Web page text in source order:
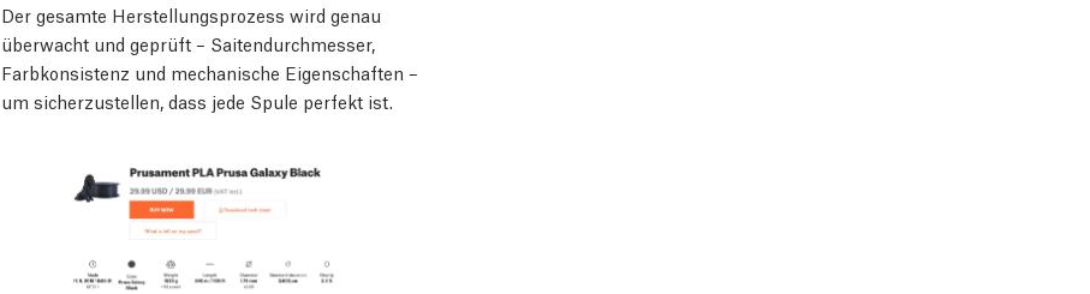
Der gesamte Herstellungsprozess wird genau
überwacht und geprüft – Saitendurchmesser,
Farbkonsistenz und mechanische Eigenschaften –
um sicherzustellen, dass jede Spule perfekt ist.